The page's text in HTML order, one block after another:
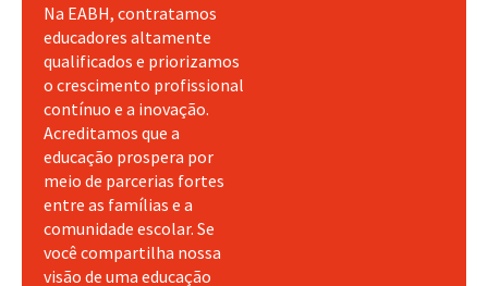
Na EABH, contratamos
educadores altamente
qualificados e priorizamos
o crescimento profissional
contínuo e a inovação.
Acreditamos que a
educação prospera por
meio de parcerias fortes
entre as famílias e a
comunidade escolar. Se
você compartilha nossa
visão de uma educação